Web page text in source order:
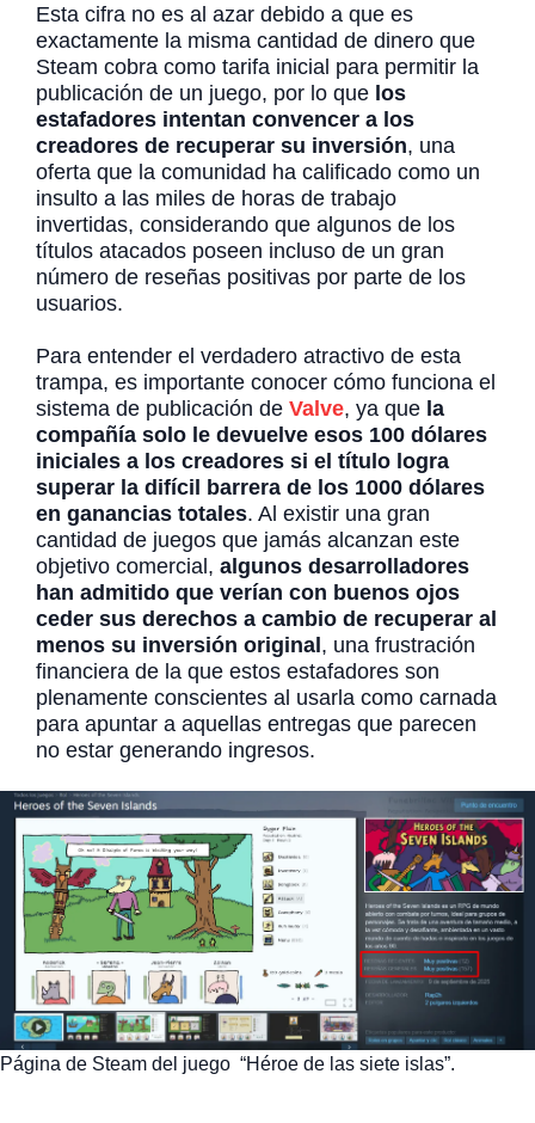
Esta cifra no es al azar debido a que es
exactamente la misma cantidad de dinero que
Steam cobra como tarifa inicial para permitir la
publicación de un juego, por lo que los
estafadores intentan convencer a los
creadores de recuperar su inversión, una
oferta que la comunidad ha calificado como un
insulto a las miles de horas de trabajo
invertidas, considerando que algunos de los
títulos atacados poseen incluso de un gran
número de reseñas positivas por parte de los
usuarios.
Para entender el verdadero atractivo de esta
trampa, es importante conocer cómo funciona el
sistema de publicación de Valve, ya que la
compañía solo le devuelve esos 100 dólares
iniciales a los creadores si el título logra
superar la difícil barrera de los 1000 dólares
en ganancias totales. Al existir una gran
cantidad de juegos que jamás alcanzan este
objetivo comercial, algunos desarrolladores
han admitido que verían con buenos ojos
ceder sus derechos a cambio de recuperar al
menos su inversión original , una frustración
financiera de la que estos estafadores son
plenamente conscientes al usarla como carnada
para apuntar a aquellas entregas que parecen
no estar generando ingresos.
Página de Steam del juego “Héroe de las siete islas”.